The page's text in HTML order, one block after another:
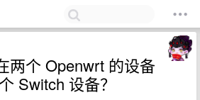
两个 Openwrt 的设备
Switch 设备？